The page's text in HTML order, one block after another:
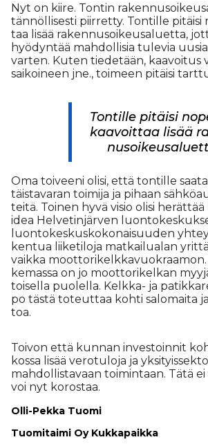
Nyt on kii­re. Ton­tin
tän­nöl­li­ses­ti piir­ret­ty. Ton­til­le pi­täi­si
taa li­sää ra­ken­nu­soi­keu­sa­lu­et­ta,
hyö­dyn­tää mah­dol­li­sia tu­le­via
var­ten. Ku­ten tie­de­tään, kaa­voi­tus
sai­koi­neen jne., toi­meen pi­täi­si
Ton­til­le pi­täi­si
kaa­voit­taa li­sää
Oma toi­vee­ni oli­si, et­tä ton­til­le
täis­ta­va­ran toi­mi­ja ja pi­haan
tei­tä. Toi­nen hyvä vi­sio oli­si
idea Hel­ve­tin­jär­ven
luon­to­kes­kus­ko­ko­nai­suu­den
ken­tua lii­ke­ti­lo­ja mat­kai­lu­a­lan
vaik­ka
ke­mas­sa on jo moot­to­ri­kel­kan
toi­sel­la puo­lel­la. Kelk­ka- ja
po täs­tä to­teut­taa koh­ti sa­lo­mai­ta
toa.
Toi­von et­tä kun­nan in­ves­toin­nit
kos­sa li­sää ve­ro­tu­lo­ja ja
mah­dol­lis­ta­vaan toi­min­taan. Tätä ei
voi nyt ko­ros­taa.
Ol­li-Pek­ka Tuo­mi
Tuo­mi­tai­mi Oy Kuk­ka­paik­ka